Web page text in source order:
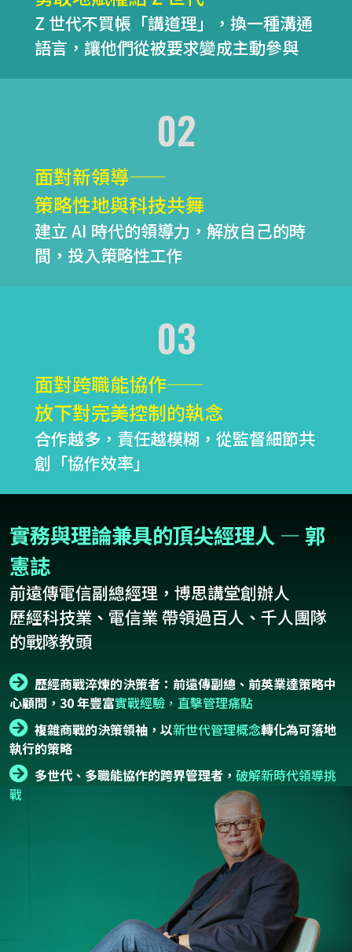
Z 世代不買帳「講道理」，換一種溝通
語言，讓他們從被要求變成主動參與
02
面對新領導——
策略性地與科技共舞
建立 AI 時代的領導力，解放自己的時
間，投入策略性工作
03
面對跨職能協作——
放下對完美控制的執念
合作越多，責任越模糊，從監督細節共
創「協作效率」
實務與理論兼具的頂尖經理人 — 郭
憲誌
前遠傳電信副總經理，博思講堂創辦人
歷經科技業、電信業 帶領過百人、千人團隊
的戰隊教頭
歷經商戰淬煉的決策者：前遠傳副總、前英業達策略中
心顧問，30 年豐富實戰經驗，直擊管理痛點
複雜商戰的決策領袖，以新世代管理概念轉化為可落地
執行的策略
多世代、多職能協作的跨界管理者， 破解新時代領導挑
戰